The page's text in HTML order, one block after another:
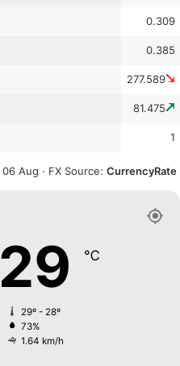
0.309
0.385
277.589
81.475
1
06 Aug · FX Source: CurrencyRate
29 ℃
29º - 28º
73%
1.64 km/h